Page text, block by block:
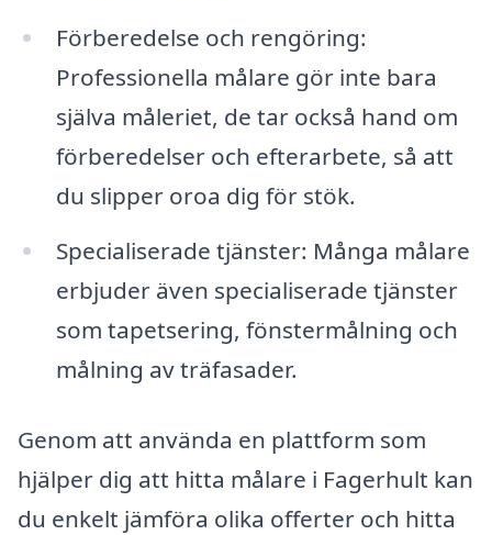
Förberedelse och rengöring:
Professionella målare gör inte bara
själva måleriet, de tar också hand om
förberedelser och efterarbete, så att
du slipper oroa dig för stök.
Specialiserade tjänster: Många målare
erbjuder även specialiserade tjänster
som tapetsering, fönstermålning och
målning av träfasader.
Genom att använda en plattform som
hjälper dig att hitta målare i Fagerhult kan
du enkelt jämföra olika offerter och hitta